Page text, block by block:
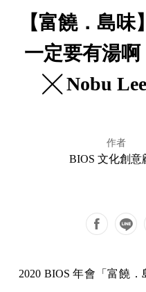
【富饒．島味
一定要有湯
╳ Nobu
作者
BIOS 文化創意
2020 BIOS 年會「富饒